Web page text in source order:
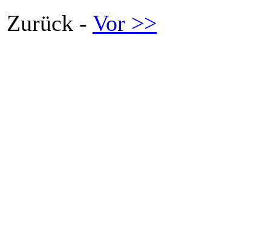
Zurück - Vor >>